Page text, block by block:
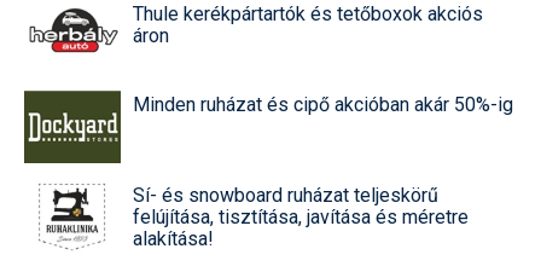
Thule kerékpártartók és tetőboxok akciós
áron
Minden ruházat és cipő akcióban akár 50%-ig
Sí- és snowboard ruházat teljeskörű
felújítása, tisztítása, javítása és méretre
alakítása!